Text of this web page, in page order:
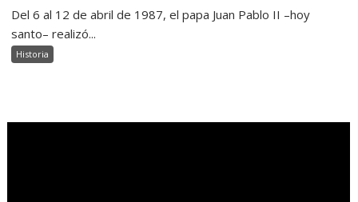
Del 6 al 12 de abril de 1987, el papa Juan Pablo II –hoy
santo– realizó...
Historia